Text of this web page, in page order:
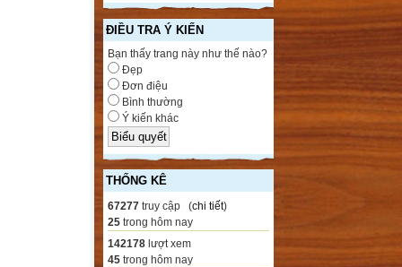
ĐIỀU TRA Ý KIẾN
Bạn thấy trang này như thế nào?
Đẹp
Đơn điệu
Bình thường
Ý kiến khác
THỐNG KÊ
67277 truy cập (chi tiết)
25 trong hôm nay
142178 lượt xem
45 trong hôm nay